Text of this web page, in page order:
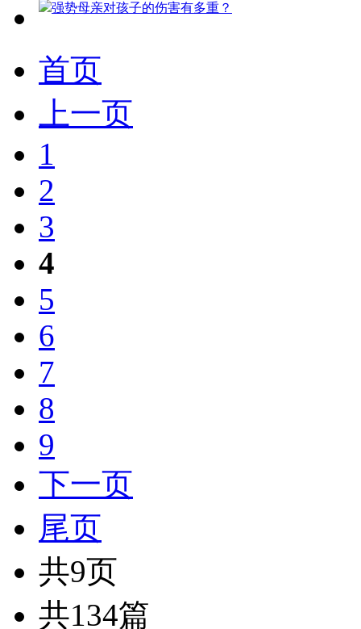
强势母亲对孩子的伤害有多重？
首页
上一页
1
2
3
4
5
6
7
8
9
下一页
尾页
共9页
共134篇